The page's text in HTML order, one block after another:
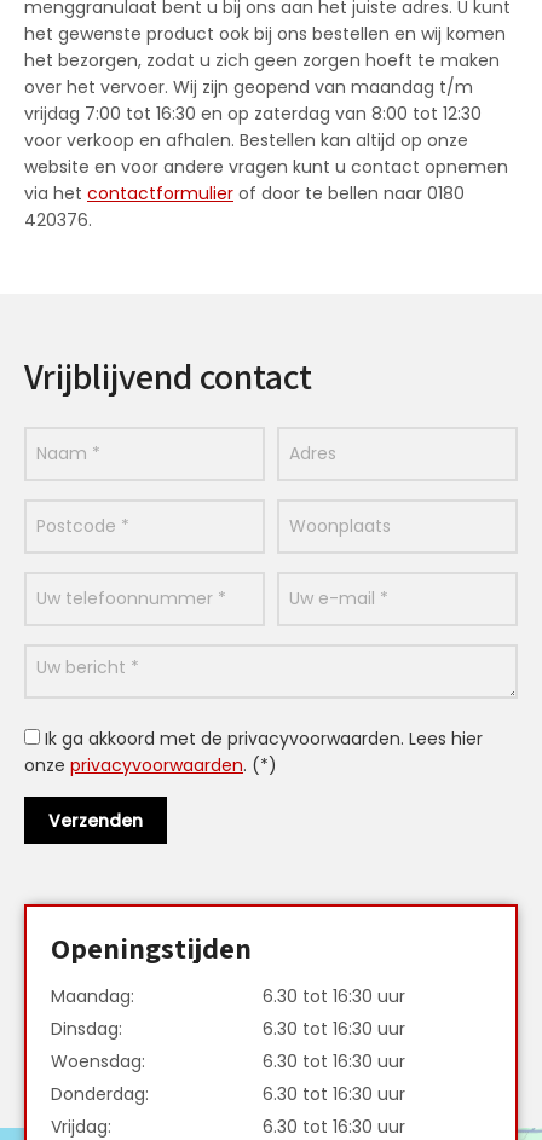
menggranulaat bent u bij ons aan het juiste adres. U kunt
het gewenste product ook bij ons bestellen en wij komen
het bezorgen, zodat u zich geen zorgen hoeft te maken
over het vervoer. Wij zijn geopend van maandag t/m
vrijdag 7:00 tot 16:30 en op zaterdag van 8:00 tot 12:30
voor verkoop en afhalen. Bestellen kan altijd op onze
website en voor andere vragen kunt u contact opnemen
via het contactformulier of door te bellen naar 0180
420376.
Vrijblijvend contact
Ik ga akkoord met de privacyvoorwaarden. Lees hier
onze privacyvoorwaarden. (*)
Openingstijden
Maandag:
6.30 tot 16:30 uur
Dinsdag:
6.30 tot 16:30 uur
Woensdag:
6.30 tot 16:30 uur
Donderdag:
6.30 tot 16:30 uur
Vrijdag:
6.30 tot 16:30 uur